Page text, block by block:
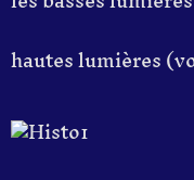
Vous
hautes lumières